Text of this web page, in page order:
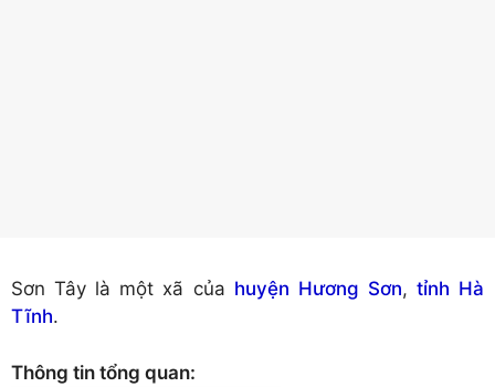
Sơn Tây là một xã của huyện Hương Sơn, tỉnh Hà
Tĩnh.
Thông tin tổng quan: